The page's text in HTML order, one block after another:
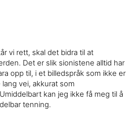
vi rett, skal det bidra til at
Det er slik sionistene alltid har
opp til, i et billedspråk som ikke er
vei, akkurat som
kan jeg ikke få meg til å
tenning.